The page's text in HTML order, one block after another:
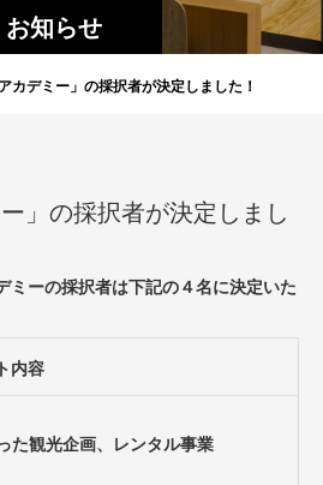
お知らせ
カデミー」の採択者が決定しました！
」の採択者が決定しまし
ミーの採択者は下記の４名に決定いた
内容
た観光企画、レンタル事業